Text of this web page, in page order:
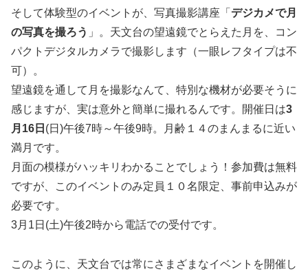
そして体験型のイベントが、写真撮影講座「 デジカメで月
の写真を撮ろう 」。天文台の望遠鏡でとらえた月を、コン
パクトデジタルカメラで撮影します（一眼レフタイプは不
可）。
望遠鏡を通して月を撮影なんて、特別な機材が必要そうに
感じますが、実は意外と簡単に撮れるんです。開催日は3
月16日 (日)午後7時～午後9時。月齢１４のまんまるに近い
満月です。
月面の模様がハッキリわかることでしょう！参加費は無料
ですが、このイベントのみ定員１０名限定、事前申込みが
必要です。
3月1日(土)午後2時から電話での受付です。
このように、天文台では常にさまざまなイベントを開催し